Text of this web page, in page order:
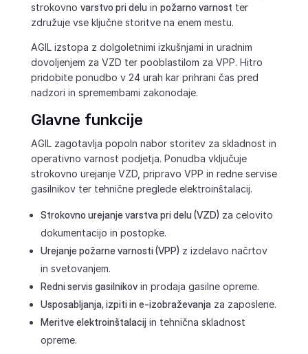
strokovno varstvo pri deluin požarno varnost ter
združuje vse ključne storitve na enem mestu.
AGIL izstopa z dolgoletnimi izkušnjami in uradnim
dovoljenjem za VZD ter pooblastilom za VPP. Hitro
pridobite ponudbo v 24 urah kar prihrani čas pred
nadzori in spremembami zakonodaje.
Glavne funkcije
AGIL zagotavlja popoln nabor storitev za skladnost in
operativno varnost podjetja. Ponudba vključuje
strokovno urejanje VZD, pripravo VPP in redne servise
gasilnikov ter tehnične preglede elektroinštalacij.
Strokovno urejanje varstva pri delu (VZD)za celovito
dokumentacijo in postopke.
Urejanje požarne varnosti (VPP)z izdelavo načrtov
in svetovanjem.
Redni servis gasilnikovin prodaja gasilne opreme.
Usposabljanja, izpiti in e-izobraževanjaza zaposlene.
Meritve elektroinštalacijin tehnična skladnost
opreme.